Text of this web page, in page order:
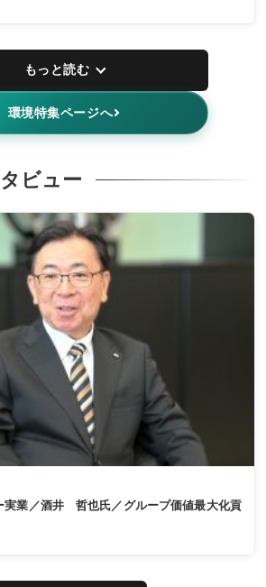
もっと読む
環境特集ページへ
ビュー
実業／酒井 哲也氏／グループ価値最大化貢